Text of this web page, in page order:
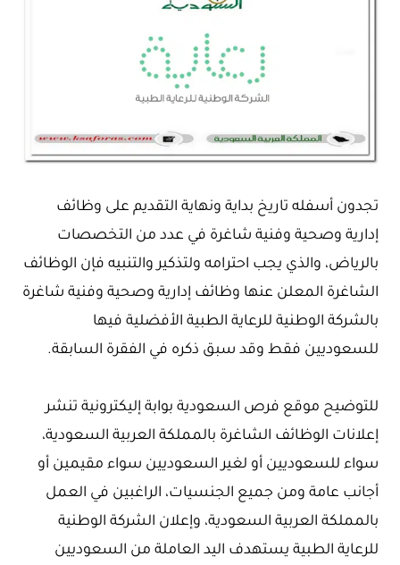
تجدون أسفله تاريخ بداية ونهاية التقديم على وظائف
إدارية وصحية وفنية شاغرة في عدد من التخصصات
بالرياض، والذي يجب احترامه ولتذكير والتنبيه فإن الوظائف
الشاغرة المعلن عنها وظائف إدارية وصحية وفنية شاغرة
بالشركة الوطنية للرعاية الطبية الأفضلية فيها
للسعوديين فقط وقد سبق ذكره في الفقرة السابقة.
للتوضيح موقع فرص السعودية بوابة إليكترونية تنشر
إعلانات الوظائف الشاغرة بالمملكة العربية السعودية،
سواء للسعوديين أو لغير السعوديين سواء مقيمين أو
أجانب عامة ومن جميع الجنسيات، الراغبين في العمل
بالمملكة العربية السعودية، وإعلان الشركة الوطنية
للرعاية الطبية يستهدف اليد العاملة من السعوديين